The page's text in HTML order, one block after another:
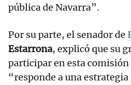
pública de Navarra”.
Por su parte, el senador de
Estarrona, explicó que su
participar en esta
“responde a una